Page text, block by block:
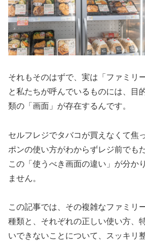
それもそのはずで、実は「ファミリ
と私たちが呼んでいるものには、目
類の「画面」が存在するんです。
セルフレジでタバコが買えなくて焦
ポンの使い方がわからずレジ前でも
この「使うべき画面の違い」が分か
ません。
この記事では、その複雑なファミリ
種類と、それぞれの正しい使い方、
いできないことについて、スッキリ